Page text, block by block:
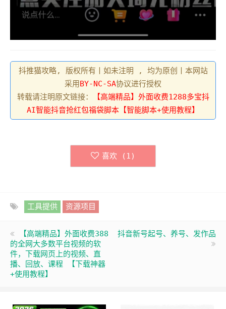
抖推猫攻略, 版权所有丨如未注明 , 均为原创丨本网站
采用BY-NC-SA协议进行授权
转载请注明原文链接：
【高端精品】外面收费1288多宝抖
AI智能抖音抢红包福袋脚本【智能脚本+使用教程】
喜欢 ( 1)
工具提供 资源项目
【高端精品】外面收费388
的全网大多数平台视频的软
件，下载网页上的视频、直
播、回放、课程 【下载神器
+使用教程】
抖音新号起号、养号、发作品